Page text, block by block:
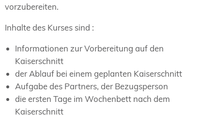
vorzubereiten.
Inhalte des Kurses sind :
Informationen zur Vorbereitung auf den
Kaiserschnitt
der Ablauf bei einem geplanten Kaiserschnitt
Aufgabe des Partners, der Bezugsperson
die ersten Tage im Wochenbett nach dem
Kaiserschnitt